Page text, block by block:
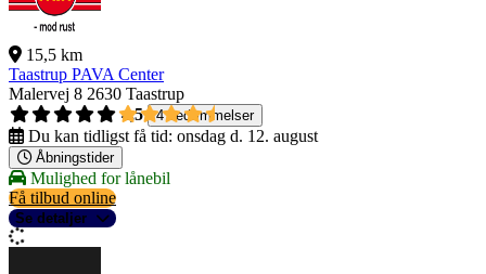
15,5 km
Taastrup PAVA Center
Malervej 8 2630 Taastrup
4,5
4 bedømmelser
Du kan tidligst få tid: onsdag d. 12. august
Åbningstider
Mulighed for lånebil
Få tilbud online
Se detaljer